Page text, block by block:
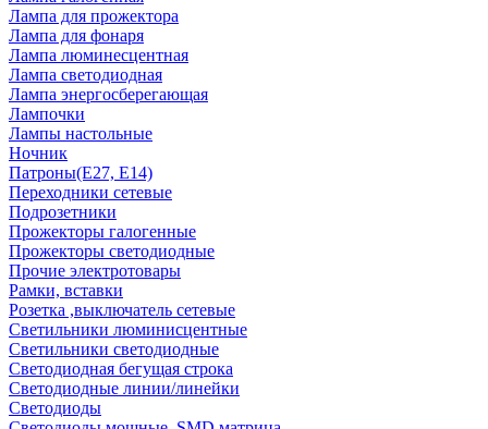
Лампа для прожектора
Лампа для фонаря
Лампа люминесцентная
Лампа светодиодная
Лампа энергосберегающая
Лампочки
Лампы настольные
Ночник
Патроны(Е27, Е14)
Переходники сетевые
Подрозетники
Прожекторы галогенные
Прожекторы светодиодные
Прочие электротовары
Рамки, вставки
Розетка ,выключатель сетевые
Светильники люминисцентные
Светильники светодиодные
Светодиодная бегущая строка
Светодиодные линии/линейки
Светодиоды